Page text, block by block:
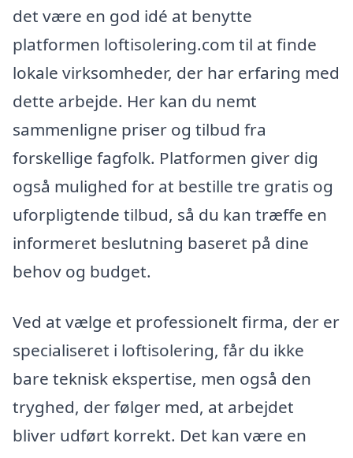
det være en god idé at benytte
platformen loftisolering.com til at finde
lokale virksomheder, der har erfaring med
dette arbejde. Her kan du nemt
sammenligne priser og tilbud fra
forskellige fagfolk. Platformen giver dig
også mulighed for at bestille tre gratis og
uforpligtende tilbud, så du kan træffe en
informeret beslutning baseret på dine
behov og budget.
Ved at vælge et professionelt firma, der er
specialiseret i loftisolering, får du ikke
bare teknisk ekspertise, men også den
tryghed, der følger med, at arbejdet
bliver udført korrekt. Det kan være en